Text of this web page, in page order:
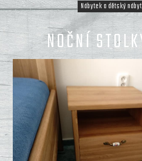
Nábytek a dětský
NOČNÍ